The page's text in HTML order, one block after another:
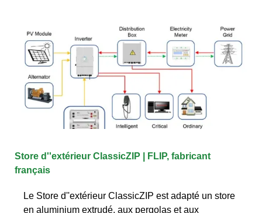
Store d''extérieur ClassicZIP | FLIP, fabricant
français
Le Store d''extérieur ClassicZIP est adapté un store
en aluminium extrudé, aux pergolas et aux